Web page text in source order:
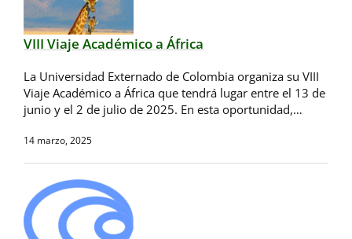
VIII Viaje Académico a África
La Universidad Externado de Colombia organiza su VIII
Viaje Académico a África que tendrá lugar entre el 13 de
junio y el 2 de julio de 2025. En esta oportunidad,…
14 marzo, 2025